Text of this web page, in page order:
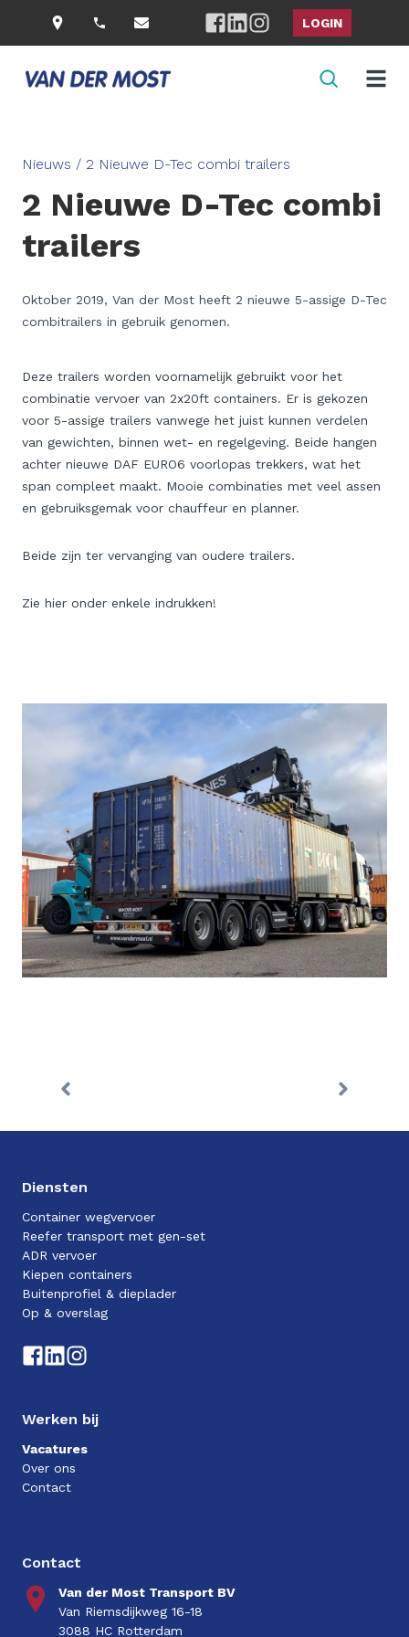
LOGIN
Nieuws / 2 Nieuwe D-Tec combi trailers
2 Nieuwe D-Tec combi
trailers
Oktober 2019, Van der Most heeft 2 nieuwe 5-assige D-Tec
combitrailers in gebruik genomen.
Deze trailers worden voornamelijk gebruikt voor het
combinatie vervoer van 2x20ft containers. Er is gekozen
voor 5-assige trailers vanwege het juist kunnen verdelen
van gewichten, binnen wet- en regelgeving. Beide hangen
achter nieuwe DAF EURO6 voorlopas trekkers, wat het
span compleet maakt. Mooie combinaties met veel assen
en gebruiksgemak voor chauffeur en planner.
Beide zijn ter vervanging van oudere trailers.
Zie hier onder enkele indrukken!
Diensten
Container wegvervoer
Reefer transport met gen-set
ADR vervoer
Kiepen containers
Buitenprofiel & dieplader
Op & overslag
Werken bij
Vacatures
Over ons
Contact
Contact
Van der Most Transport BV
Van Riemsdijkweg 16-18
3088 HC Rotterdam